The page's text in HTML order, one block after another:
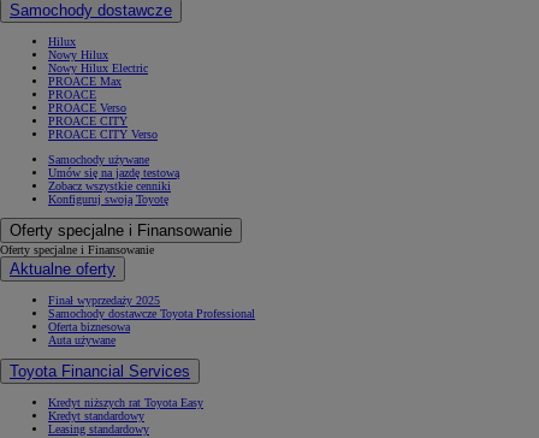
Samochody dostawcze
Hilux
Nowy Hilux
Nowy Hilux Electric
PROACE Max
PROACE
PROACE Verso
PROACE CITY
PROACE CITY Verso
Samochody używane
Umów się na jazdę testową
Zobacz wszystkie cenniki
Konfiguruj swoją Toyotę
Oferty specjalne i Finansowanie
Oferty specjalne i Finansowanie
Aktualne oferty
Finał wyprzedaży 2025
Samochody dostawcze Toyota Professional
Oferta biznesowa
Auta używane
Toyota Financial Services
Kredyt niższych rat Toyota Easy
Kredyt standardowy
Leasing standardowy